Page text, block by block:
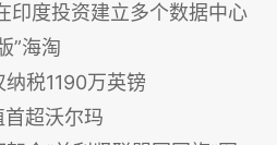
印度投资建立多个数据中心
”海淘
税1190万英镑
超沃尔玛